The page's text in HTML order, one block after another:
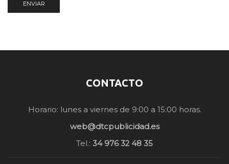
CONTACTO
Horario: lunes a viernes de 9:00 a 15:00 horas.
web@dtcpublicidad.es
Tel.: 34 976 32 48 35